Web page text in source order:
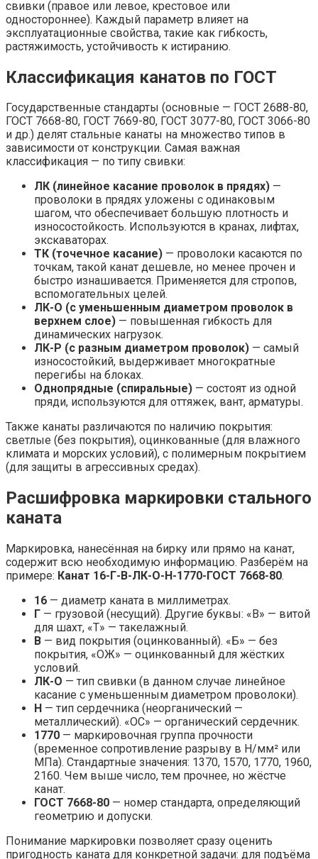
свивки (правое или левое, крестовое или
одностороннее). Каждый параметр влияет на
эксплуатационные свойства, такие как гибкость,
растяжимость, устойчивость к истиранию.
Классификация канатов по ГОСТ
Государственные стандарты (основные — ГОСТ 2688-80,
ГОСТ 7668-80, ГОСТ 7669-80, ГОСТ 3077-80, ГОСТ 3066-80
и др.) делят стальные канаты на множество типов в
зависимости от конструкции. Самая важная
классификация — по типу свивки:
ЛК (линейное касание проволок в прядях) —
проволоки в прядях уложены с одинаковым
шагом, что обеспечивает большую плотность и
износостойкость. Используются в кранах, лифтах,
экскаваторах.
ТК (точечное касание) — проволоки касаются по
точкам, такой канат дешевле, но менее прочен и
быстро изнашивается. Применяется для стропов,
вспомогательных целей.
ЛК-О (с уменьшенным диаметром проволок в
верхнем слое) — повышенная гибкость для
динамических нагрузок.
ЛК-Р (с разным диаметром проволок) — самый
износостойкий, выдерживает многократные
перегибы на блоках.
Однопрядные (спиральные) — состоят из одной
пряди, используются для оттяжек, вант, арматуры.
Также канаты различаются по наличию покрытия:
светлые (без покрытия), оцинкованные (для влажного
климата и морских условий), с полимерным покрытием
(для защиты в агрессивных средах).
Расшифровка маркировки стального
каната
Маркировка, нанесённая на бирку или прямо на канат,
содержит всю необходимую информацию. Разберём на
примере: Канат 16-Г-В-ЛК-О-Н-1770-ГОСТ 7668-80.
16 — диаметр каната в миллиметрах.
Г — грузовой (несущий). Другие буквы: «В» — витой
для шахт, «Т» — такелажный.
В — вид покрытия (оцинкованный). «Б» — без
покрытия, «ОЖ» — оцинкованный для жёстких
условий.
ЛК-О — тип свивки (в данном случае линейное
касание с уменьшенным диаметром проволоки).
Н — тип сердечника (неорганический —
металлический). «ОС» — органический сердечник.
1770 — маркировочная группа прочности
(временное сопротивление разрыву в Н/мм² или
МПа). Стандартные значения: 1370, 1570, 1770, 1960,
2160. Чем выше число, тем прочнее, но жёстче
канат.
ГОСТ 7668-80 — номер стандарта, определяющий
геометрию и допуски.
Понимание маркировки позволяет сразу оценить
пригодность каната для конкретной задачи: для подъёма